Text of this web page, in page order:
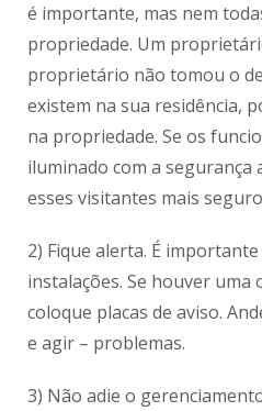
é importante, mas nem
propriedade. Um
proprietário não tomou o
existem na sua residência,
na propriedade. Se os
iluminado com a
esses visitantes mais
2) Fique alerta. É
instalações. Se houver
coloque placas de aviso.
e agir – problemas.
3) Não adie o